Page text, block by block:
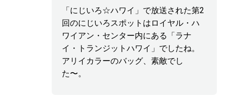
「にじいろ☆ハワイ」で放送された第2
回のにじいろスポットはロイヤル・ハ
ワイアン・センター内にある「ラナ
イ・トランジットハワイ」でしたね。
アリイカラーのバッグ、素敵でし
た〜。